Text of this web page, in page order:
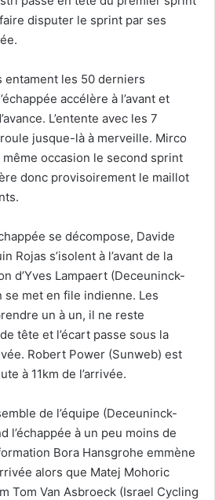
disputer le sprint par ses
les 50 derniers
accélère à l’avant et
L’entente avec les 7
jusque-là à merveille. Mirco
même occasion le second sprint
donc provisoirement le maillot
se décompose, Davide
Rojas s’isolent à l’avant de la
d’Yves Lampaert (Deceuninck-
se met en file indienne. Les
un à un, il ne reste
tête et l’écart passe sous la
Robert Power (Sunweb) est
à 11km de l’arrivée.
de l’équipe (Deceuninck-
l’échappée à un peu moins de
Bora Hansgrohe emmène
alors que Matej Mohoric
Tom Van Asbroeck (Israel Cycling